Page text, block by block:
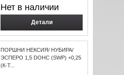
Нет в наличии
Детали
ПОРШНИ НЕКСИЯ/ НУБИРА/
ЭСПЕРО 1,5 DOHC (SWP) +0,25
(К-Т...